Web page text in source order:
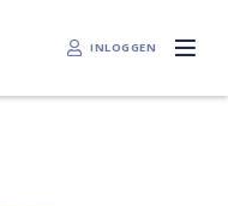
INLOGGEN